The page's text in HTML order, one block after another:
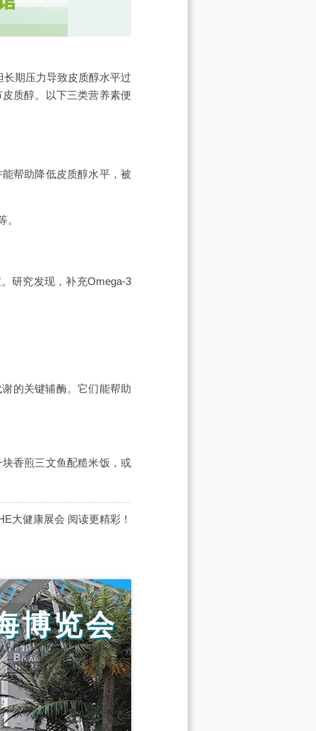
期压力导致皮质醇水平过
质醇。以下三类营养素便
帮助降低皮质醇水平，被
研究发现，补充Omega-3
的关键辅酶。它们能帮助
香煎三文鱼配糙米饭，或
大健康展会 阅读更精彩！
博览会